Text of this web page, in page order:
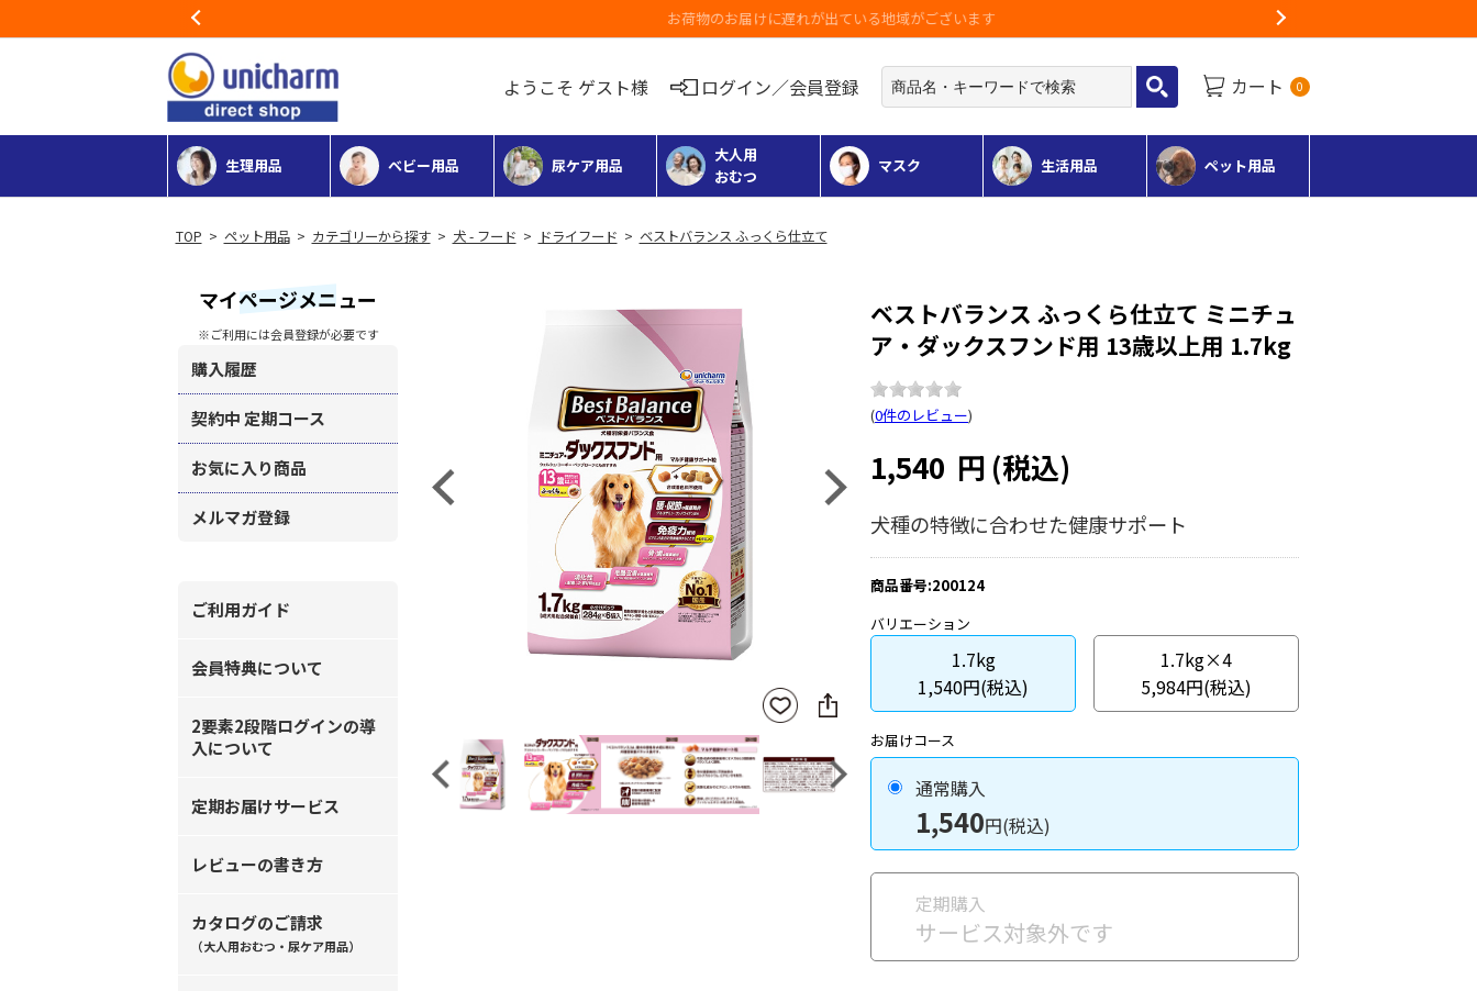
お荷物のお届けに遅れが出ている地域がございます
ようこそ ゲスト様 ログイン／会員登録 カート 0
生理用品 ベビー用品 尿ケア用品
大人用
おむつ
マスク 生活用品 ペット用品
> ペット用品> カテゴリーから探す> 犬 - フード > ドライフード > ベストバランス ふっくら仕立て
マイページメニュー
※ご利用には会員登録が必要です
購入履歴
契約中 定期コース
お気に入り商品
メルマガ登録
ご利用ガイド
会員特典について
2要素2段階ログインの導
入について
定期お届けサービス
レビューの書き方
カタログのご請求
（大人用おむつ・尿ケア用品）
Previous Next
お気
に入
登録
SNS
に
ェ
ア
Previous Next
ベストバランス ふっくら仕立て ミニチュ
ア・ダックスフンド用 13歳以上用 1.7kg
(0件のレビュー)
1,540 円 (税込)
犬種の特徴に合わせた健康サポート
商品番号:200124
バリエーション
1.7kg
1,540円(税込)
1.7kg×4
5,984円(税込)
お届けコース
通常購入
1,540円(税込)
定期購入
サービス対象外です